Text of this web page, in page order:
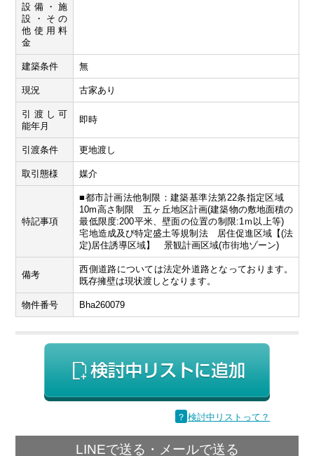
設備・施
設・その
他使用料
金
建築条件 無
現況 古家あり
引渡し可
能年月
即時
引渡条件 更地渡し
取引態様 媒介
特記事項
■都市計画法他制限：建築基準法第22条指定区域
10m高さ制限 五ヶ丘地区計画(建築物の敷地面積の
最低限度:200平米、壁面の位置の制限:1ｍ以上等)
宅地造成及び特定盛土等規制法 居住促進区域【(法
定)居住誘導区域】 景観計画区域(市街地ゾーン)
備考
西側道路については法定外道路となっております。
既存擁壁は現状渡しとなります。
物件番号 Bha260079
？ 検討中リストって？
LINEで送る・メールで送る